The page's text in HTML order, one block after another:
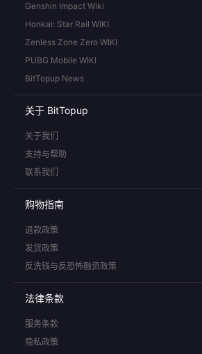
Genshin Impact Wiki
Honkai: Star Rail WIKI
Zenless Zone Zero WIKI
PUBG Mobile WIKI
BitTopup News
关于 BitTopup
关于我们
支持与帮助
联系我们
购物指南
退款政策
发货政策
反洗钱与反恐怖融资政策
法律条款
服务条款
隐私政策